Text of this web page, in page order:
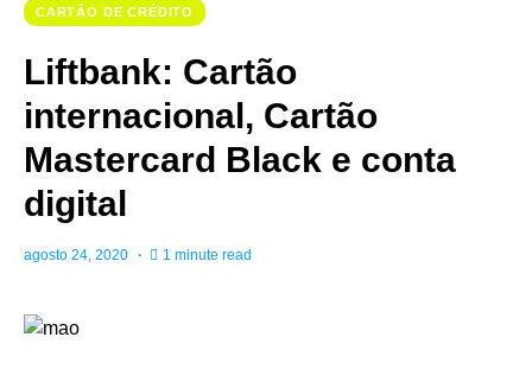
CARTÃO DE CRÉDITO
Liftbank: Cartão
internacional, Cartão
Mastercard Black e conta
digital
agosto 24, 2020 1 minute read